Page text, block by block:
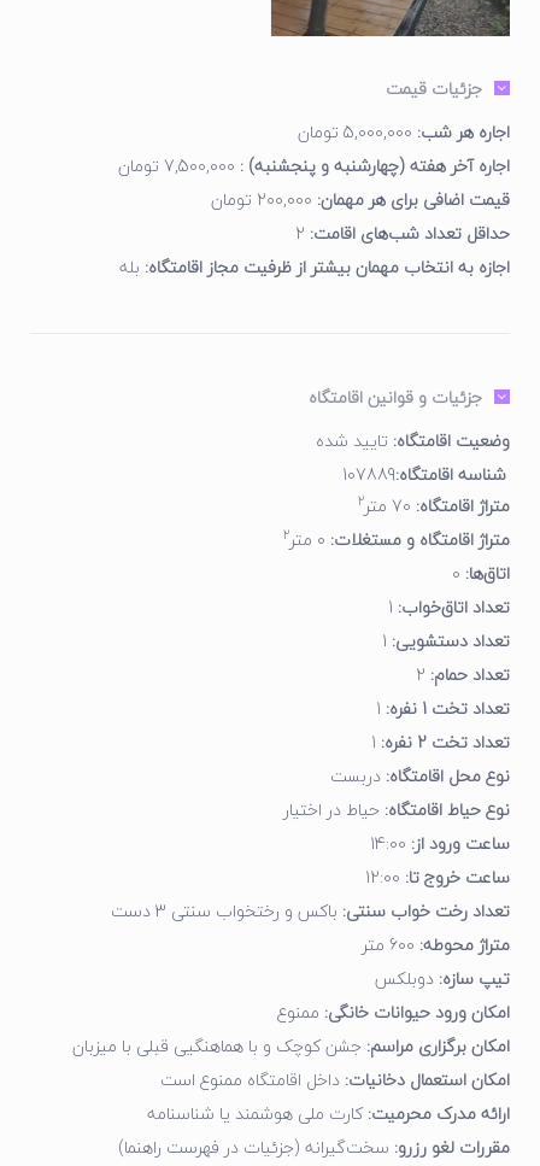
جزئیات قیمت
اجاره هر شب:
اجاره آخر هفته (چهارشنبه و پنجشنبه) :
قیمت اضافی برای هر مهمان:
حداقل تعداد شب‌های اقامت:
اجازه به انتخاب مهمان بیشتر از ظرفیت مجاز اقامتگاه: بله
جزئیات و قوانین اقامتگاه
وضعیت اقامتگاه: تایید شده
شناسه اقامتگاه:107889
متراژ اقامتگاه:
2
متراژ اقامتگاه و مستغلات: 2
اتاق‌ها:
تعداد اتاق‌خواب:
تعداد دستشویی:
تعداد حمام:
تعداد تخت 1 نفره:
تعداد تخت 2 نفره:
نوع محل اقامتگاه: دربست
نوع حیاط اقامتگاه: حیاط در اختیار
ساعت ورود از:
ساعت خروج تا:
تعداد رخت خواب سنتی: باکس و رختخواب سنتی 3 دست
متراژ محوطه:
تیپ سازه: دوبلکس
امکان ورود حیوانات خانگی: ممنوع
امکان برگزاری مراسم: جشن کوچک و با هماهنگیی قبلی با میزبان
امکان استعمال دخانیات: داخل اقامتگاه ممنوع است
ارائه مدرک محرمیت:کارت ملی هوشمند یا شناسنامه
مقررات لغو رزرو: سخت‌گیرانه (جزئیات در فهرست راهنما)